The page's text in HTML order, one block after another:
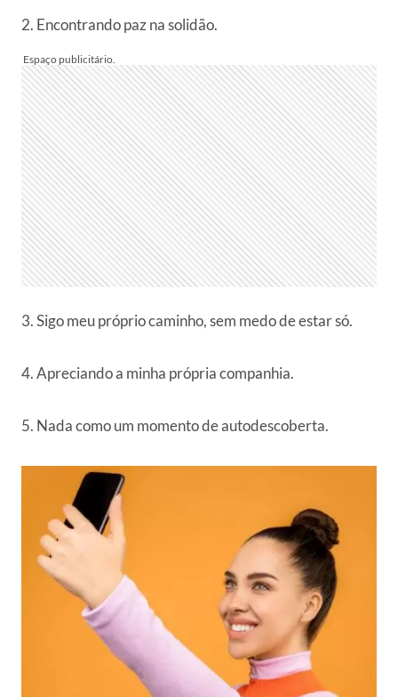
2. Encontrando paz na solidão.
3. Sigo meu próprio caminho, sem medo de estar só.
4. Apreciando a minha própria companhia.
5. Nada como um momento de autodescoberta.